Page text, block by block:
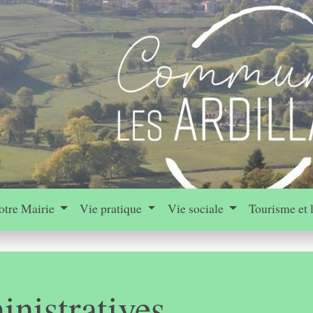
Mairie Vie pratique Vie sociale Tourisme et